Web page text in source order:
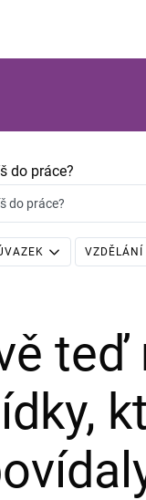
do práce?
do práce?
VZDĚLÁNÍ
teď